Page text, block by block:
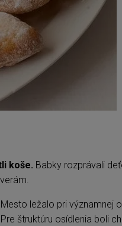
koše. Babky rozprávali
Mesto ležalo pri významnej
štruktúru osídlenia boli